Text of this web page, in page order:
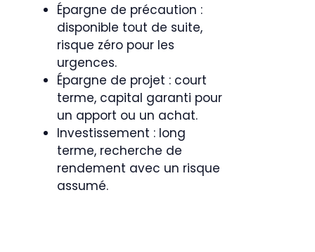
Épargne de précaution :
disponible tout de suite,
risque zéro pour les
urgences.
Épargne de projet : court
terme, capital garanti pour
un apport ou un achat.
Investissement : long
terme, recherche de
rendement avec un risque
assumé.